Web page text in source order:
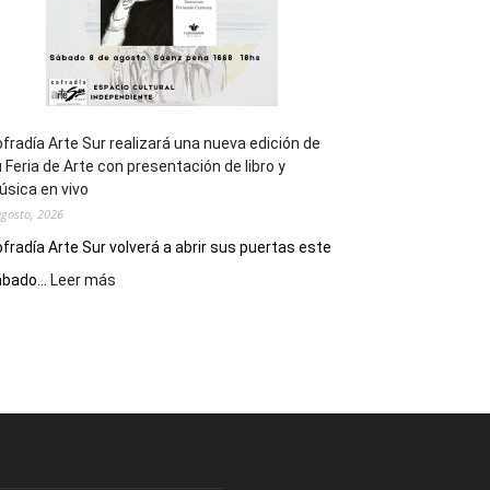
Arte Sur realizará una nueva edición de
Feria de Arte con presentación de libro y
en vivo
2026
Arte Sur volverá a abrir sus puertas este
Leer más
nueva